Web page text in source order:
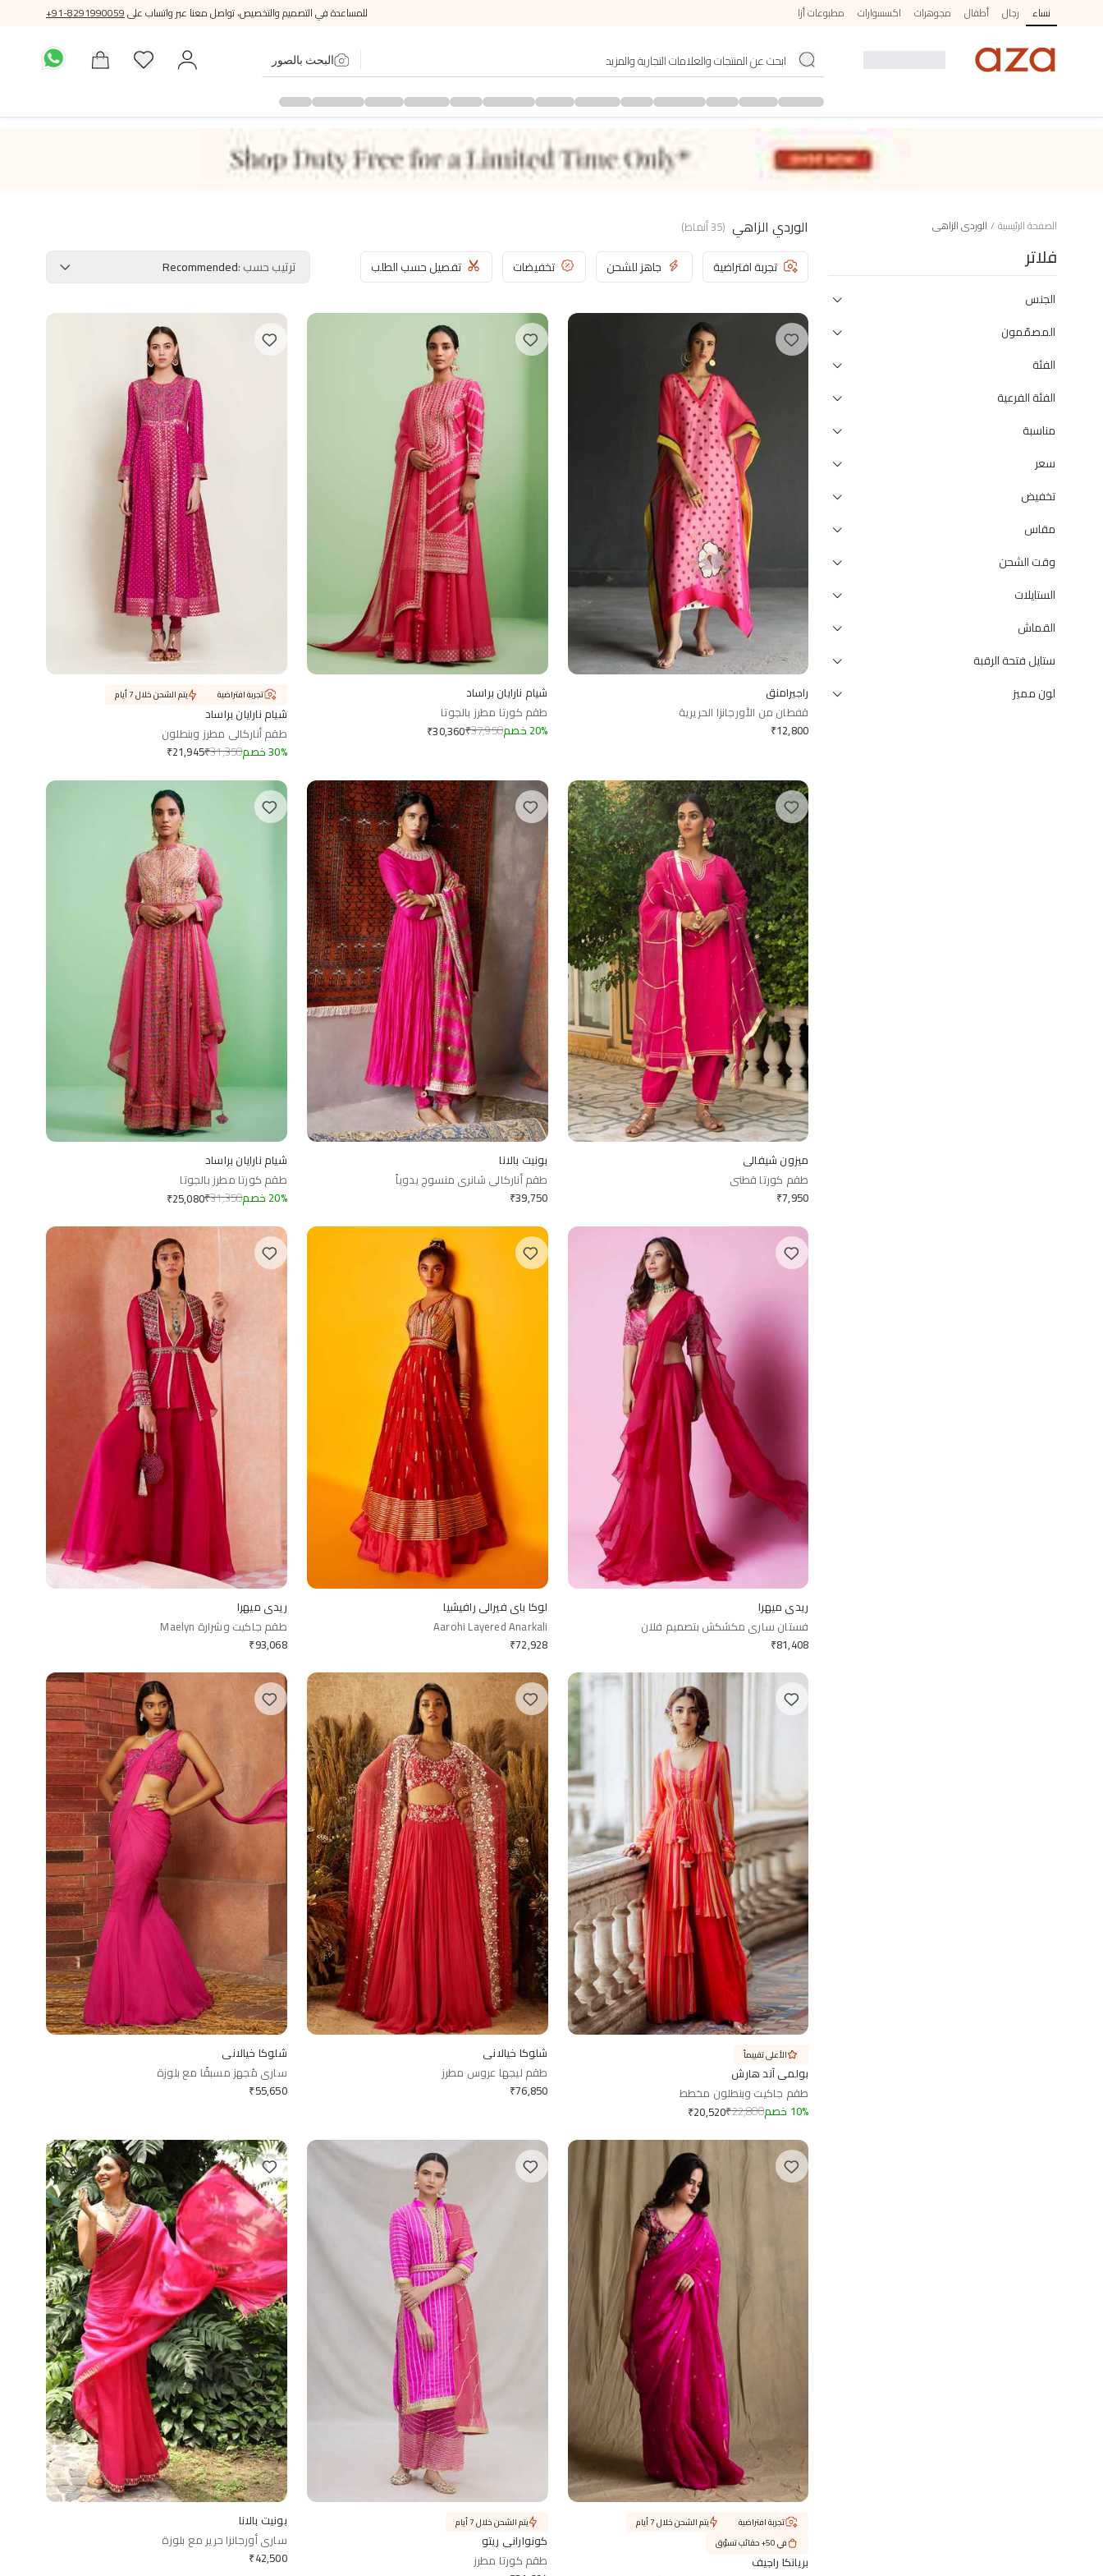
نساء رجال أطفال مجوهرات اكسسوارات مطبوعات أزا للمساعدة في التصميم والتخصيص، تواصل معنا عبر واتساب على+91-8291990059
البحث بالصور
الصفحة الرئيسية/ الوردي الزاهي
فلاتر
الجنس
المصمّمون
الفئة
الفئة الفرعية
مناسبة
سعر
تخفيض
مقاس
وقت الشحن
الستايلات
القماش
ستايل فتحة الرقبة
لون مميز
الوردي الزاهي (
35أنماط)
تجربة افتراضية جاهز للشحن تخفيضات تفصيل حسب الطلب ترتيب حسب:
Recommended
راجيرامنق
قفطان من الأورجانزا الحريرية
₹12,800
شيام نارايان براساد
طقم كورتا مطرز بالجوتا
₹30,360₹37,950 20% خصم
شيام نارايان براساد
طقم أناركالي مطرز وبنطلون
₹21,945₹31,350 30% خصم
تجربة افتراضية يتم الشحن خلال 7 أيام
ميزون شيفالي
طقم كورتا قطني
₹7,950
بونيت بالانا
طقم أناركالي شانري منسوج يدوياً
₹39,750
شيام نارايان براساد
طقم كورتا مطرز بالجوتا
₹25,080₹31,350 20% خصم
ريدي ميهرا
فستان ساري مكشكش بتصميم فلان
₹81,408
لوكا باي فيرالي رافيشيا
Aarohi Layered Anarkali
₹72,928
ريدي ميهرا
طقم جاكيت وشرارة Maelyn
₹93,068
بولمي آند هارش
طقم جاكيت وبنطلون مخطط
₹20,520₹22,800 10% خصم
الأعلى تقييماً
شلوكا خيالاني
طقم ليجها عروس مطرز
₹76,850
شلوكا خيالاني
ساري مُجهز مسبقًا مع بلوزة
₹55,650
بريانكا راجيف
تجربة افتراضية
يتم الشحن خلال 7 أيام
في 50+ حقائب تسوّق
كونواراني ريتو
طقم كورتا مطرز
يتم الشحن خلال 7 أيام
بونيت بالانا
ساري أورجانزا حرير مع بلوزة
₹42,500